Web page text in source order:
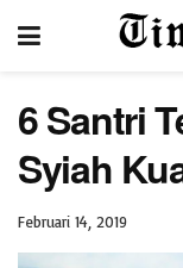
6 Santri
Syiah
Februari 14, 2019